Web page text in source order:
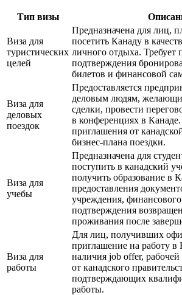
Тип визы
Виза для
туристических
целей
Предназначена для лиц,
посетить Канаду в
личного отдыха. Требует
подтверждения
билетов и финансовой
Виза для
деловых
поездок
Предоставляется
деловым людям,
сделки, провести
в конференциях в Канаде.
приглашения от
бизнес-плана поездки.
Виза для
учебы
Предназначена для
поступить в канадский
получить образование в
предоставления
учреждения,
подтверждения
проживания после
Виза для
работы
Для лиц, получивших
приглашение на работу в
наличия job offer, рабочей
от канадского
подтверждающих
работы.